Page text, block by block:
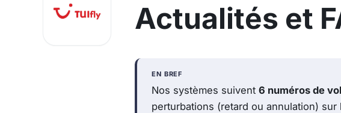
Actualités et
EN BREF
Nos systèmes suivent 6 numéros de
perturbations (retard ou annulation)